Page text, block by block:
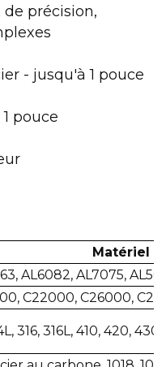
précision,
- jusqu'à 1 pouce
pouce
Matériel
AL6082, AL7075,
C22000, C26000,
316, 316L, 410, 420,